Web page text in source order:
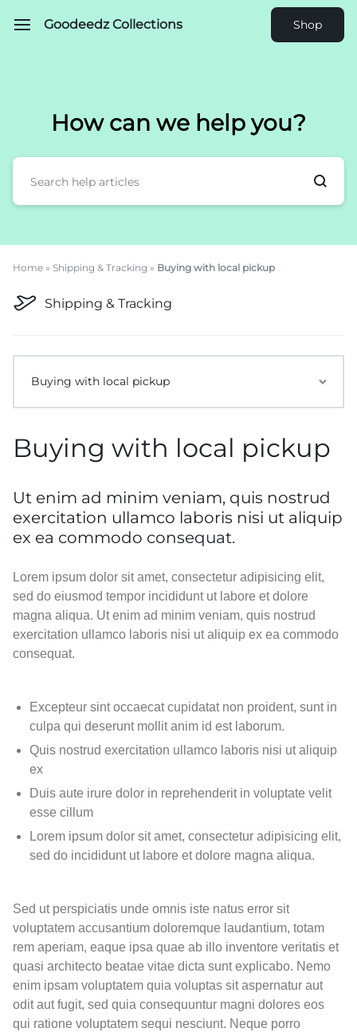
Goodeedz Collections Shop
How can we help you?
Home » Shipping & Tracking » Buying with local pickup
Shipping & Tracking
Buying with local pickup
Ut enim ad minim veniam, quis nostrud
exercitation ullamco laboris nisi ut aliquip
ex ea commodo consequat.
Lorem ipsum dolor sit amet, consectetur adipisicing elit,
sed do eiusmod tempor incididunt ut labore et dolore
magna aliqua. Ut enim ad minim veniam, quis nostrud
exercitation ullamco laboris nisi ut aliquip ex ea commodo
consequat.
Excepteur sint occaecat cupidatat non proident, sunt in
culpa qui deserunt mollit anim id est laborum.
Quis nostrud exercitation ullamco laboris nisi ut aliquip
ex
Duis aute irure dolor in reprehenderit in voluptate velit
esse cillum
Lorem ipsum dolor sit amet, consectetur adipisicing elit,
sed do incididunt ut labore et dolore magna aliqua.
Sed ut perspiciatis unde omnis iste natus error sit
voluptatem accusantium doloremque laudantium, totam
rem aperiam, eaque ipsa quae ab illo inventore veritatis et
quasi architecto beatae vitae dicta sunt explicabo. Nemo
enim ipsam voluptatem quia voluptas sit aspernatur aut
odit aut fugit, sed quia consequuntur magni dolores eos
qui ratione voluptatem sequi nesciunt. Neque porro
Buying with local pickup